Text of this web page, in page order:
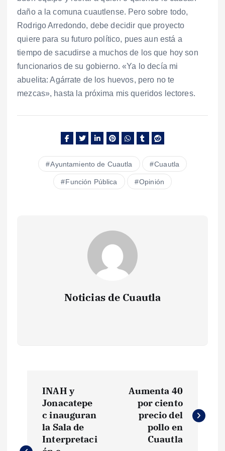
daño a la comuna cuautlense. Pero sobre todo,
Rodrigo Arredondo, debe decidir que proyecto
quiere para su futuro político, pues aun está a
tiempo de sacudirse a muchos de los que hoy son
funcionarios de su gobierno. «Ya lo decía mi
abuelita: Agárrate de los huevos, pero no te
mezcas», hasta la próxima mis queridos lectores.
Ayuntamiento de Cuautla Cuautla
Función Pública Opinión
Noticias de Cuautla
INAH y
Jonacatepe
c inauguran
la Sala de
Interpretaci
Aumenta 40
por ciento
precio del
pollo en
Cuautla